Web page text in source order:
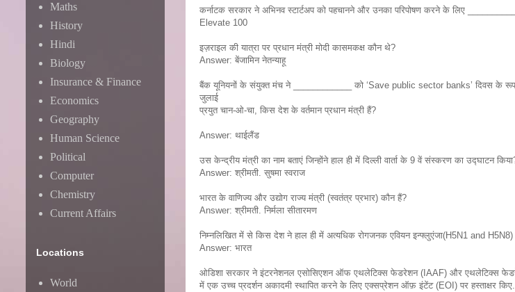
कर्नाटक सरकार ने अभिनव स्टार्टअप को पहचानने और उनका परिपोषण करने के लिए
Elevate 100
इज़राइल की यात्रा पर प्रधान मंत्री मोदी कासमकक्ष कौन थे?
Answer: बेंजामिन नेतन्याहू
बैंक यूनियनों के संयुक्त मंच ने ____________ को ‘Save public sector banks’ दिवस के रूप
जुलाई
प्रयुत चान-ओ-चा, किस देश के वर्तमान प्रधान मंत्री हैं?
Answer: थाईलैंड
उस केन्द्रीय मंत्री का नाम बताएं जिन्होंने हाल ही में दिल्ली वार्ता के 9 वें संस्करण का उद्घाटन
Answer: श्रीमती. सुषमा स्वराज
भारत के वाणिज्य और उद्योग राज्य मंत्री (स्वतंत्र प्रभार) कौन हैं?
Answer: श्रीमती. निर्मला सीतारमण
निम्नलिखित में से किस देश ने हाल ही में अत्यधिक रोगजनक एवियन इन्फ्लुएंजा(H5N1 and
Answer: भारत
ओडिशा सरकार ने इंटरनेशनल एसोसिएशन ऑफ एथलेटिक्स फेडरेशन (IAAF) और एथलेटिक्स
में एक उच्च प्रदर्शन अकादमी स्थापित करने के लिए एक्सप्रेशन ऑफ़ इंटेंट (EOI) पर हस्ताक्षर
Maths
History
Hindi
Biology
Insurance & Finance
Economics
Geography
Human Science
Political
Computer
Chemistry
Current Affairs
Locations
World